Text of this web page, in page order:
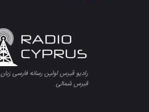
رادیو قبرس اولین رسانه فارسی زبان
قبرس شمالی